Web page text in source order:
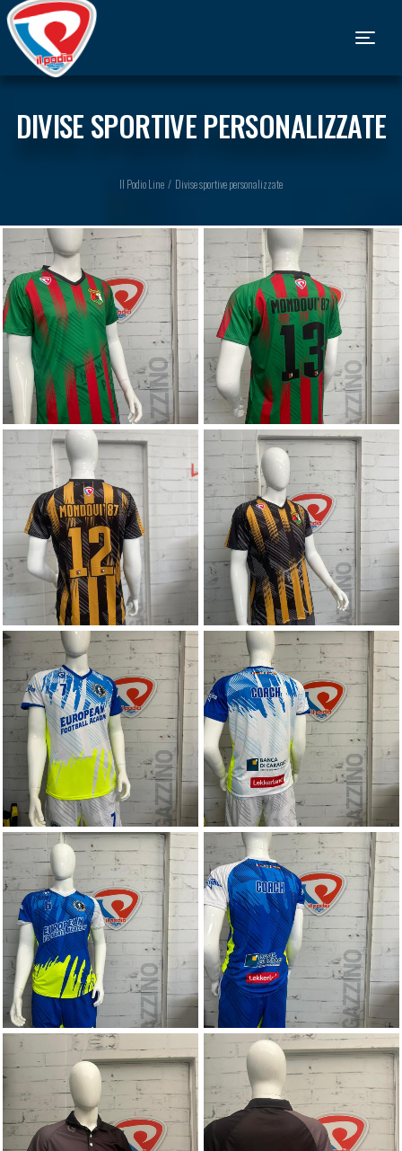
DIVISE SPORTIVE PERSONALIZZATE
Il Podio Line / Divise sportive personalizzate